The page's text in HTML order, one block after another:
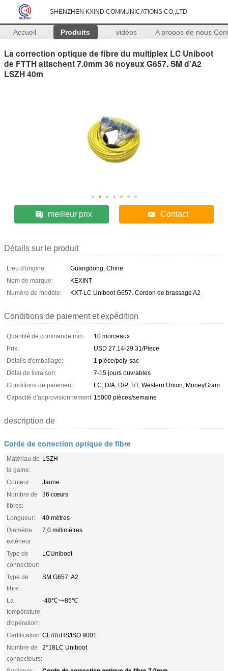
SHENZHEN KXIND COMMUNICATIONS CO.,LTD
Accueil Produits vidéos A propos de nous
La correction optique de fibre du multiplex LC Uniboot
de FTTH attachent 7.0mm 36 noyaux G657. SM d'A2
LSZH 40m
meilleur prix Contact
Détails sur le produit
Lieu d'origine:
Guangdong, Chine
Nom de marque:
KEXINT
Numéro de modèle:
KXT-LC Uniboot G657. Cordon de brassage A2
Conditions de paiement et expédition
Quantité de commande min:
10 morceaux
Prix:
USD 27.14-29.31/Piece
Détails d'emballage:
1 pièce/poly-sac
Délai de livraison:
7-15 jours ouvrables
Conditions de paiement:
LC, D/A, D/P, T/T, Western Union, MoneyGram
Capacité d'approvisionnement: 15000 pièces/semaine
description de
Corde de correction optique de fibre
Matériau de
la gaine:
LSZH
Couleur:
Jaune
Nombre de
fibres:
36 cœurs
Longueur:
40 mètres
Diamètre
extérieur:
7,0 millimètres
Type de
connecteur:
LCUniboot
Type de
fibre:
SM G657. A2
La
température
d'opération:
-40℃~+85℃
Certification:CE/RoHS/ISO 9001
Nombre de
connecteurs:
2*18LC Uniboot